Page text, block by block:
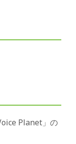
Planet」の